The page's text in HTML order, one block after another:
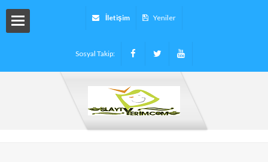
İletişim Yeniler
Sosyal Takip: